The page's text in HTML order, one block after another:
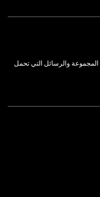
والرسائل التي تحمل